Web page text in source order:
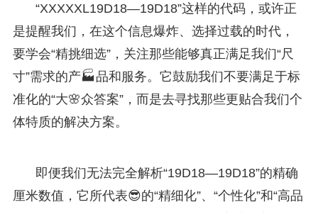
“XXXXXL19D18—19D18”这样的代码，或许正
是提醒我们，在这个信息爆炸、选择过载的时代，
要学会“精挑细选”，关注那些能够真正满足我们“尺
寸”需求的产🏭品和服务。它鼓励我们不要满足于标
准化的“大🌸众答案”，而是去寻找那些更贴合我们个
体特质的解决方案。
即便我们无法完全解析“19D18—19D18”的精确
厘米数值，它所代表😎的“精细化”、“个性化”和“高品